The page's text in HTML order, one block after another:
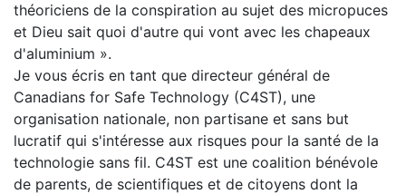
théoriciens de la conspiration au sujet des micropuces
et Dieu sait quoi d'autre qui vont avec les chapeaux
d'aluminium ».
Je vous écris en tant que directeur général de
Canadians for Safe Technology (C4ST), une
organisation nationale, non partisane et sans but
lucratif qui s'intéresse aux risques pour la santé de la
technologie sans fil. C4ST est une coalition bénévole
de parents, de scientifiques et de citoyens dont la